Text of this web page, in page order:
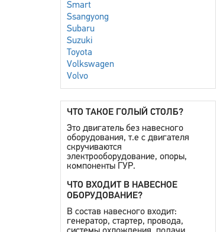
Smart
Ssangyong
Subaru
Suzuki
Toyota
Volkswagen
Volvo
ЧТО ТАКОЕ ГОЛЫЙ СТОЛБ?
Это двигатель без навесного
оборудования, т.е с двигателя
скручиваются
электрооборудование, опоры,
компоненты ГУР.
ЧТО ВХОДИТ В НАВЕСНОЕ
ОБОРУДОВАНИЕ?
В состав навесного входит:
генератор, стартер, провода,